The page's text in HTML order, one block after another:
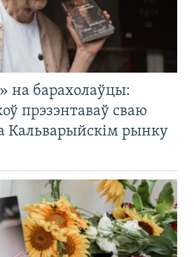
на барахолаўцы:
прэзэнтаваў сваю
Кальварыйскім рынку